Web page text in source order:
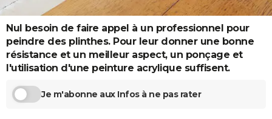
Destinations
Voyage nature
Voyage de noces
PHOTO
GUIDES D'ACHAT
BONS PLANS
CARTE DE VOEUX
Nul besoin de faire appel à un professionnel pour
peindre des plinthes. Pour leur donner une bonne
résistance et un meilleur aspect, un ponçage et
l'utilisation d'une peinture acrylique suffisent.
Je m'abonne aux Infos à ne pas rater